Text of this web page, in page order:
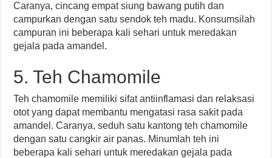
Caranya, cincang empat siung bawang putih dan
campurkan dengan satu sendok teh madu. Konsumsilah
campuran ini beberapa kali sehari untuk meredakan
gejala pada amandel.
5. Teh Chamomile
Teh chamomile memiliki sifat antiinflamasi dan relaksasi
otot yang dapat membantu mengatasi rasa sakit pada
amandel. Caranya, seduh satu kantong teh chamomile
dengan satu cangkir air panas. Minumlah teh ini
beberapa kali sehari untuk meredakan gejala pada